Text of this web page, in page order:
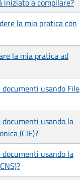
iniziato a compilare?
la mia pratica con
la mia pratica ad
usando File
usando la
(CIE)?
usando la